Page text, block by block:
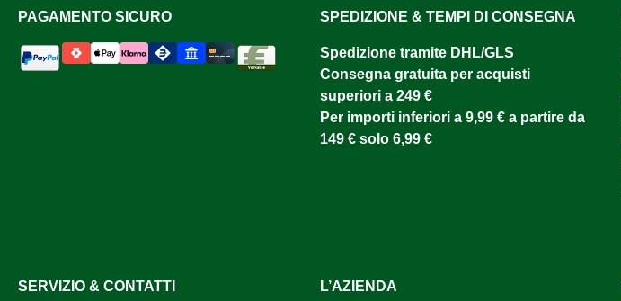
PAGAMENTO SICURO SPEDIZIONE & TEMPI DI CONSEGNA
Spedizione tramite DHL/GLS ​
Consegna gratuita per acquisti
superiori a 249 €
Per importi inferiori a 9,99 € a partire da
149 € solo 6,99 €
SERVIZIO & CONTATTI L’AZIENDA